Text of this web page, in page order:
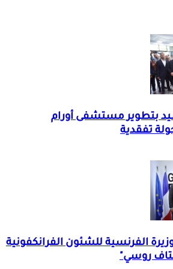
بتطوير مستشفى أورام
تفقدية
الفرنسية للشئون الفرانكفونية
روسي"